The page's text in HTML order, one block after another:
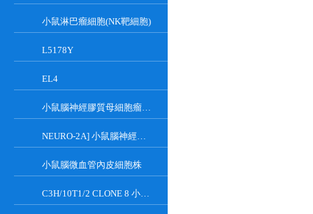
小鼠淋巴瘤細胞(NK靶細胞)
L5178Y
EL4
小鼠腦神經膠質母細胞瘤瘤株
NEURO-2A] 小鼠腦神經瘤細胞
小鼠腦微血管內皮細胞株
C3H/10T1/2 CLONE 8 小鼠胚胎成纖維細胞系